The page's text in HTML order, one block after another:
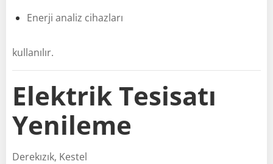
Enerji analiz cihazları
kullanılır.
Elektrik Tesisatı
Yenileme
Derekızık, Kestel